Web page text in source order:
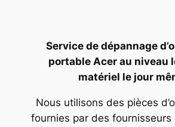
Service de dépannage
portable Acer au niveau
matériel le jour
Nous utilisons des pièces
fournies par des fournisseurs